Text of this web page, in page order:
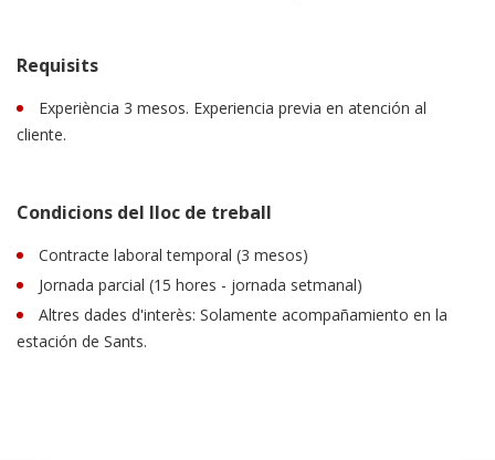
Requisits
Experiència 3 mesos. Experiencia previa en atención al
cliente.
Condicions del lloc de treball
Contracte laboral temporal (3 mesos)
Jornada parcial (15 hores - jornada setmanal)
Altres dades d'interès: Solamente acompañamiento en la
estación de Sants.